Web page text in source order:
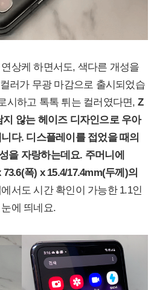
상케 하면서도, 색다른 개성을
러가 무광 마감으로 출시되었습
시하고 톡톡 튀는 컬러였다면, Z
않는 헤이즈 디자인으로 우아
다. 디스플레이를 접었을 때의
을 자랑하는데요. 주머니에
폭) x 15.4/17.4mm(두께)의
서도 시간 확인이 가능한 1.1인
에 띄네요.